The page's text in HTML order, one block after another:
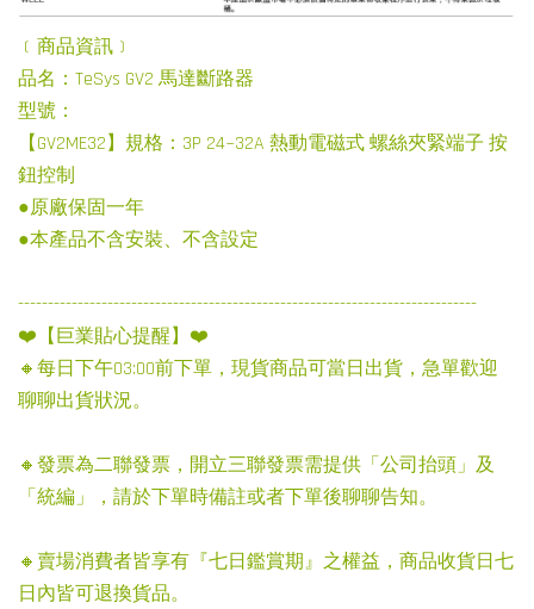
﹝商品資訊﹞
品名：TeSys GV2 馬達斷路器
型號：
【GV2ME32】規格：3P 24~32A 熱動電磁式 螺絲夾緊端子 按
鈕控制
●原廠保固一年
●本產品不含安裝、不含設定
-----------------------------------------------------------------------------
❤️【巨業貼心提醒】❤️
🔸每日下午03:00前下單，現貨商品可當日出貨，急單歡迎
聊聊出貨狀況。
🔸發票為二聯發票，開立三聯發票需提供「公司抬頭」及
「統編」，請於下單時備註或者下單後聊聊告知。
🔸賣場消費者皆享有『七日鑑賞期』之權益，商品收貨日七
日內皆可退換貨品。